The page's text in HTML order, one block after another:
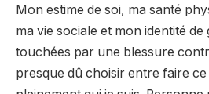
Mon estime de soi, ma santé
ma vie sociale et mon identité
touchées par une blessure
presque dû choisir entre faire ce